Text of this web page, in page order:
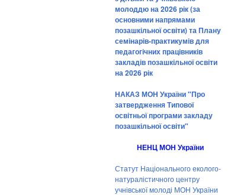
молоддю на 2026 рік (за
основними напрямами
позашкільної освіти) та Плану
семінарів-практикумів для
педагогічних працівників
закладів позашкільної освіти
на 2026 рік
НАКАЗ МОН України "Про
затвердження Типової
освітньої програми закладу
позашкільної освіти"
НЕНЦ МОН України
Статут Національного еколого-
натуралістичного центру
учнівської молоді МОН України